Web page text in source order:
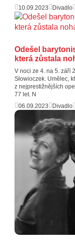
10.09.2023
Divadlo
Odešel
která zůstala
V noci ze 4. na 5. září
Słowioczek. Umělec,
z nejprestižnějších
77 let. N
06.09.2023
Divadlo